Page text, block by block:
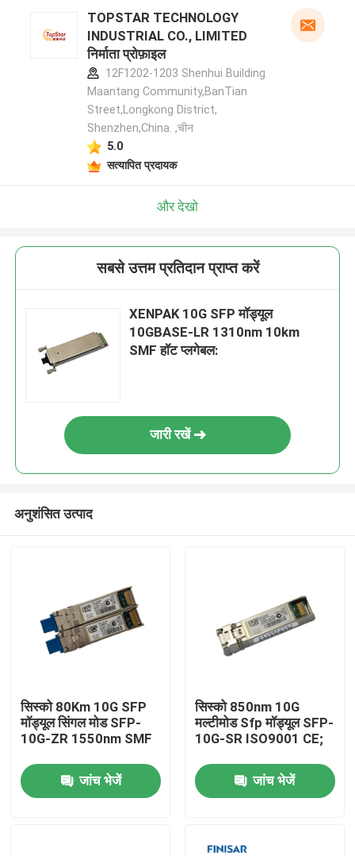
घर
TOPSTAR TECHNOLOGY
INDUSTRIAL CO., LIMITED
निर्माता प्रोफ़ाइल
12F1202-1203 Shenhui Building
Maantang Community,BanTian
Street,Longkong District,
Shenzhen,China. ,चीन
5.0
सत्यापित प्रदायक
और देखो
सबसे उत्तम प्रतिदान प्राप्त करें
XENPAK 10G SFP मॉड्यूल
10GBASE-LR 1310nm 10km
SMF हॉट प्लगेबल:
जारी रखें
अनुशंसित उत्पाद
सिस्को 80Km 10G SFP
मॉड्यूल सिंगल मोड SFP-
10G-ZR 1550nm SMF
जांच भेजें
सिस्को 850nm 10G
मल्टीमोड Sfp मॉड्यूल SFP-
10G-SR ISO9001 CE;
जांच भेजें